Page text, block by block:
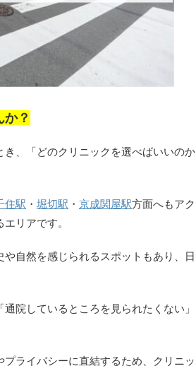
？
、「どのクリニックを選べばいいのか
住駅 ・ 堀切駅 ・ 京成関屋駅方面へもアク
リアです。
自然を感じられるスポットもあり、日
院しているところを見られたくない」
ライバシーに直結するため、クリニッ